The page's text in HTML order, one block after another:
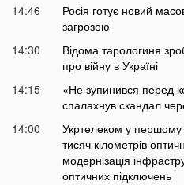
14:46
Росія готує новий
загрозою
14:30
Відома тарологиня
про війну в Україні
14:15
«Не зупинився перед
спалахнув скандал
14:00
Укртелеком у першому
тисяч кілометрів
модернізація
оптичних підключень